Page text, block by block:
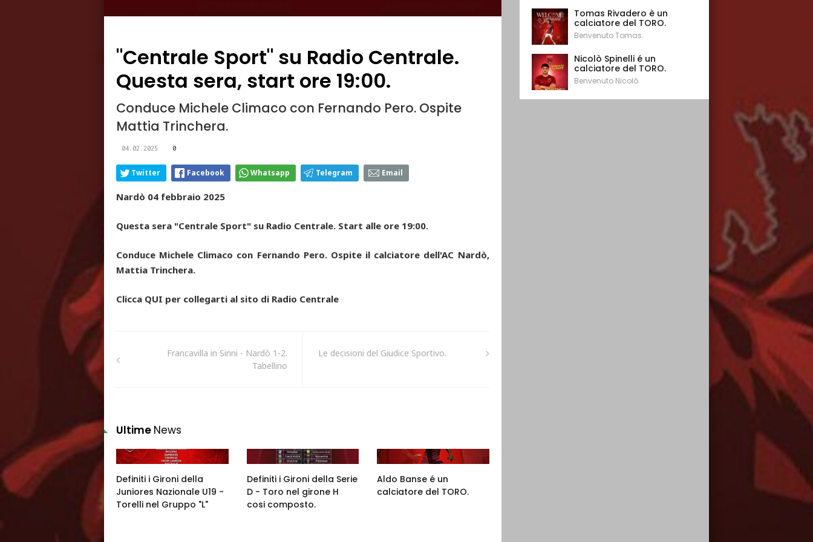
"Centrale Sport" su Radio Centrale.
Questa sera, start ore 19:00.
Conduce Michele Climaco con Fernando Pero. Ospite
Mattia Trinchera.
04.02.2025 0
Twitter Facebook Whatsapp Telegram Email
Nardò 04 febbraio 2025
Questa sera "Centrale Sport" su Radio Centrale. Start alle ore 19:00.
Conduce Michele Climaco con Fernando Pero. Ospite il calciatore dell'AC Nardò,
Mattia Trinchera.
Clicca QUI per collegarti al sito di Radio Centrale
Francavilla in Sinni - Nardò 1-2.
Tabellino
Le decisioni del Giudice Sportivo.
Ultime News
Definiti i Gironi della
Juniores Nazionale U19 -
Torelli nel Gruppo "L"
Definiti i Gironi della Serie
D - Toro nel girone H
cosi composto.
Aldo Banse é un
calciatore del TORO.
Tomas Rivadero è un
calciatore del TORO.
Benvenuto Tomas.
Nicolò Spinelli é un
calciatore del TORO.
Benvenuto Nicolò.